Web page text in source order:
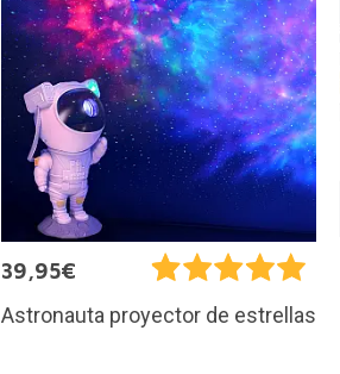
39,95€
Astronauta proyector de estrellas